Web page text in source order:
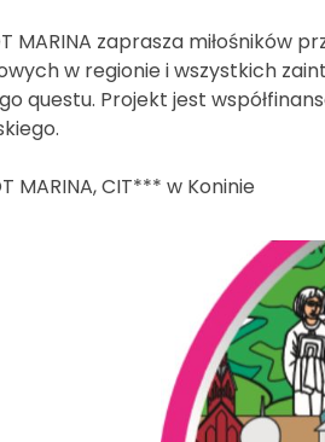
MARINA zaprasza miłośników
w regionie i wszystkich
questu. Projekt jest
MARINA, CIT*** w Koninie